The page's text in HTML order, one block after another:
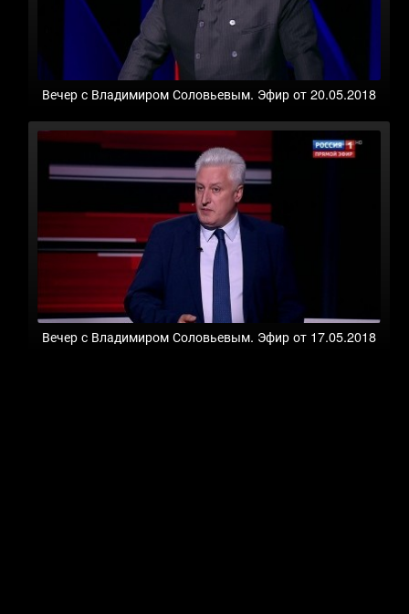
Вечер с Владимиром Соловьевым. Эфир от 20.05.2018
Вечер с Владимиром Соловьевым. Эфир от 17.05.2018